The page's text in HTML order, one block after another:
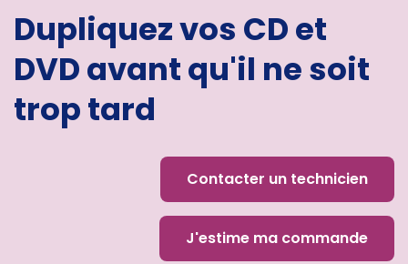
Dupliquez vos CD et
DVD avant qu'il ne soit
trop tard
Contacter un technicien
J'estime ma commande